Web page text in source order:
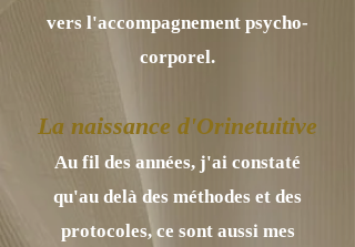
vers l'accompagnement psycho-
corporel.
La naissance d'Orinetuitive
Au fil des années, j'ai constaté
qu'au delà des méthodes et des
protocoles, ce sont aussi mes